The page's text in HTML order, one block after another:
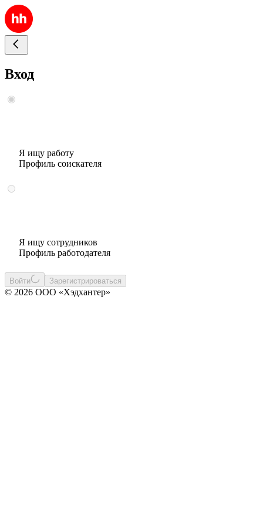
Вход
Я ищу работу
Профиль соискателя
Я ищу сотрудников
Профиль работодателя
Войти Зарегистрироваться
© 2026 ООО «Хэдхантер»